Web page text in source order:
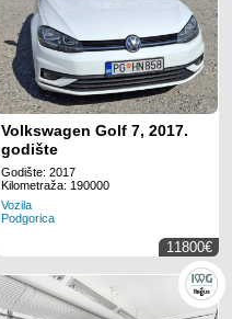
Volkswagen Golf 7, 2017.
godište
Godište: 2017
Kilometraža: 190000
Vozila
Podgorica
11800€